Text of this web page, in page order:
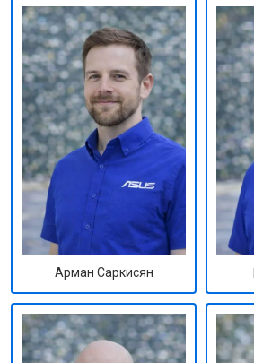
Арман Саркисян